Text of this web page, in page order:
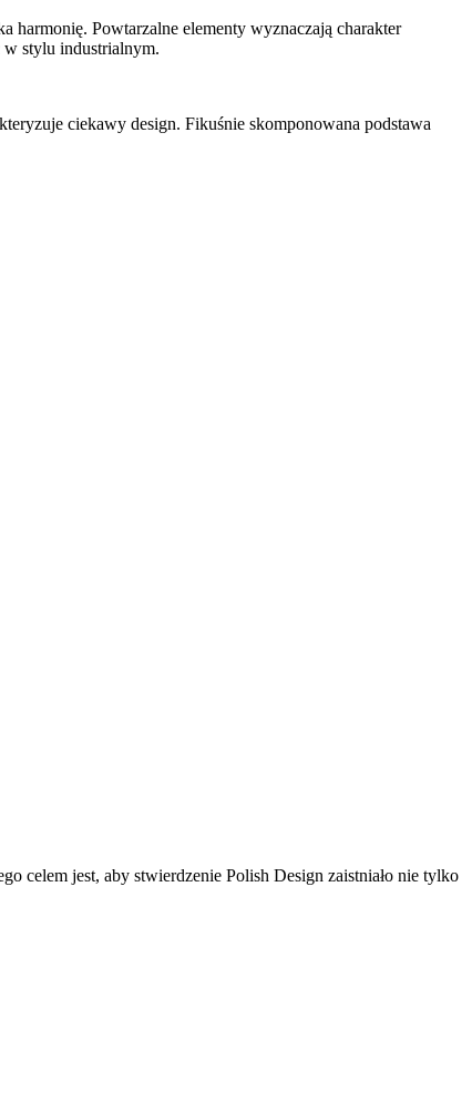
harmonię. Powtarzalne elementy wyznaczają charakter
w stylu industrialnym.
ciekawy design. Fikuśnie skomponowana podstawa
celem jest, aby stwierdzenie Polish Design zaistniało nie tylko